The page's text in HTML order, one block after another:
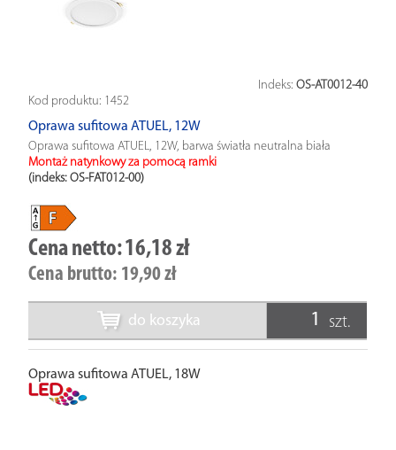
Indeks: OS-AT0012-40
Kod produktu: 1452
Oprawa sufitowa ATUEL, 12W
Oprawa sufitowa ATUEL, 12W, barwa światła neutralna biała
Montaż natynkowy za pomocą ramki
(indeks: OS-FAT012-00)
Cena netto:16,18 zł
Cena brutto: 19,90 zł
do koszyka szt.
Oprawa sufitowa ATUEL, 18W